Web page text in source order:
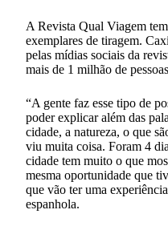
A Revista Qual Viagem
exemplares de tiragem.
pelas mídias sociais da
mais de 1 milhão de
“A gente faz esse tipo de
poder explicar além das
cidade, a natureza, o que
viu muita coisa. Foram 4
cidade tem muito o que
mesma oportunidade que
que vão ter uma
espanhola.